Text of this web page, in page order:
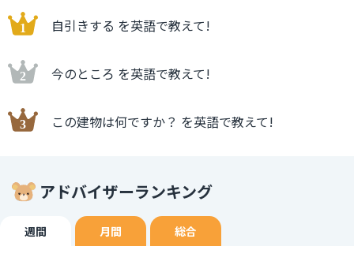
自引きする を英語で教えて!
今のところ を英語で教えて!
この建物は何ですか？ を英語で教えて!
アドバイザーランキング
週間 月間 総合